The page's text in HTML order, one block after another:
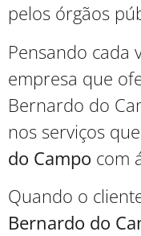
pelos órgãos
Pensando cada
empresa que
Bernardo do
nos serviços
do Campo com
Quando o
Bernardo do